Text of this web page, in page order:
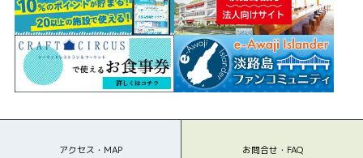
アクセス・MAP お問合せ・FAQ